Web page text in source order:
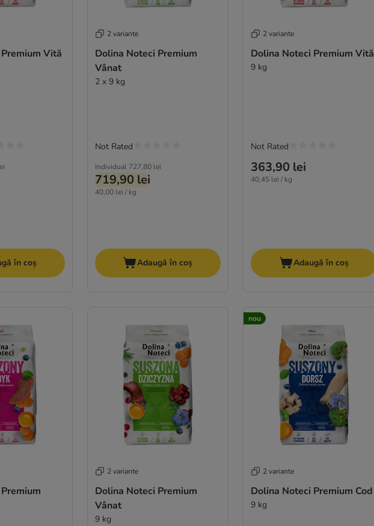
Vită
în coș
2 variante
Dolina Noteci Premium
Vânat
2 x 9 kg
Individual 727,80 lei
719,90 lei
40,00 lei / kg
Not Rated
Adaugă în coș
2 variante
Dolina Noteci Premium Vită
9 kg
363,90 lei
40,45 lei / kg
Not Rated
Adaugă în coș
2 variante
Dolina Noteci Premium
Vânat
9 kg
nou
2 variante
Dolina Noteci Premium Cod
9 kg